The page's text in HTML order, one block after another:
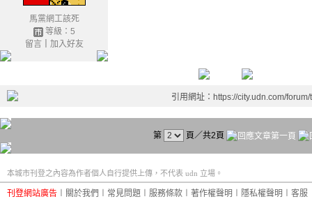
馬黨網工該死
等級：5
留言｜ 加入好友
引用網址：https://city.udn.com/
第 頁／共2頁
本城市刊登之內容為作者個人自行提供上傳，不代表 udn 立場。
刊登網站廣告 關於我們 常見問題 服務條款 著作權聲明 隱私權聲明 客服